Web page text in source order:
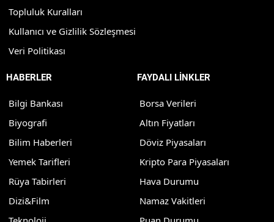
Topluluk Kuralları
Kullanıcı ve Gizlilik Sözleşmesi
Veri Politikası
HABERLER
Bilgi Bankası
Biyografi
Bilim Haberleri
Yemek Tarifleri
Rüya Tabirleri
Dizi&Film
FAYDALI LİNKLER
Borsa Verileri
Altın Fiyatları
Döviz Piyasaları
Kripto Para Piyasaları
Hava Durumu
Namaz Vakitleri